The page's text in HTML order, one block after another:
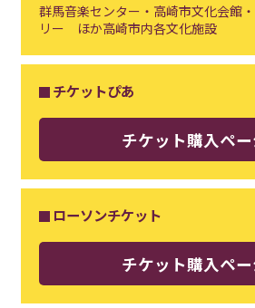
群馬音楽センター・高崎市文化会館
リー ほか高崎市内各文化施設
チケットぴあ
チケット購入ペ
ローソンチケット
チケット購入ペ